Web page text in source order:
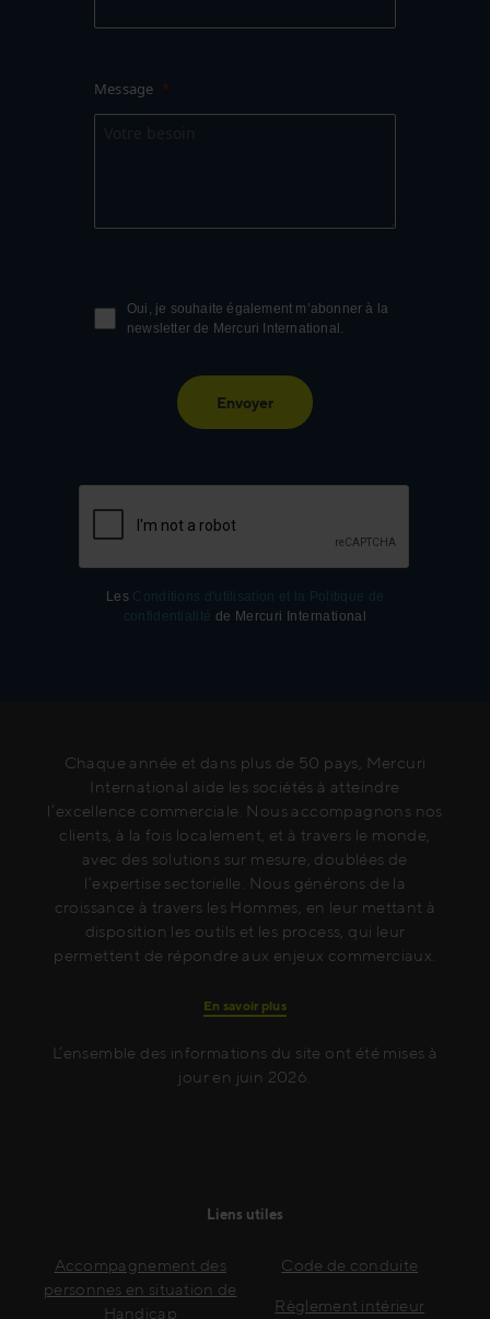
Message
Oui, je souhaite également m’abonner à la
newsletter de Mercuri International.
Envoyer
Les Conditions d'utilisation et la Politique de
confidentialité de Mercuri International
Chaque année et dans plus de 50 pays, Mercuri
International aide les sociétés à atteindre
l’excellence commerciale. Nous accompagnons nos
clients, à la fois localement, et à travers le monde,
avec des solutions sur mesure, doublées de
l’expertise sectorielle. Nous générons de la
croissance à travers les Hommes, en leur mettant à
disposition les outils et les process, qui leur
permettent de répondre aux enjeux commerciaux.
En savoir plus
L’ensemble des informations du site ont été mises à
jour en juin 2026.
Liens utiles
Accompagnement des
personnes en situation de
Handicap
Code de conduite
Règlement intérieur